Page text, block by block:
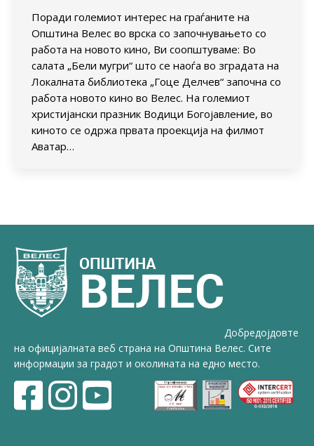
Поради големиот интерес на граѓаните на
Општина Велес во врска со започнувањето со
работа на новото кино, Ви соопштуваме: Во
салата „Бели мугри“ што се наоѓа во зградата на
Локалната библиотека „Гоце Делчев“ започна со
работа новото кино во Велес. На големиот
христијански празник Водици Богојавление, во
киното се одржа првата проекција на филмот
Аватар…
Добредојдовте
на официјалната веб страна на Општина Велес. Сите
информации за градот и околината на едно место.